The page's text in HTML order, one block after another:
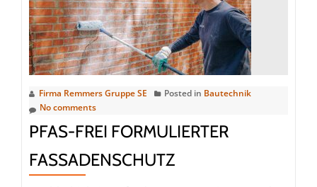
Firma Remmers Gruppe SE Posted in Bautechnik
No comments
PFAS-FREI FORMULIERTER
FASSADENSCHUTZ